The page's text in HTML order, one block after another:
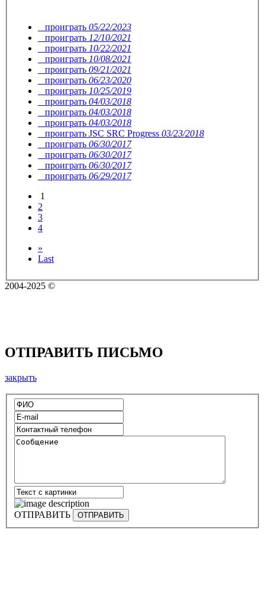
проиграть 05/22/2023
проиграть 12/10/2021
проиграть 10/22/2021
проиграть 10/08/2021
проиграть 09/21/2021
проиграть 06/23/2020
проиграть 10/25/2019
проиграть 04/03/2018
проиграть 04/03/2018
проиграть 04/03/2018
проиграть JSC SRC Progress 03/23/2018
проиграть 06/30/2017
проиграть 06/30/2017
проиграть 06/30/2017
проиграть 06/29/2017
1
2
3
4
»
Last
2004-2025 ©
ОТПРАВИТЬ ПИСЬМО
закрыть
ОТПРАВИТЬ